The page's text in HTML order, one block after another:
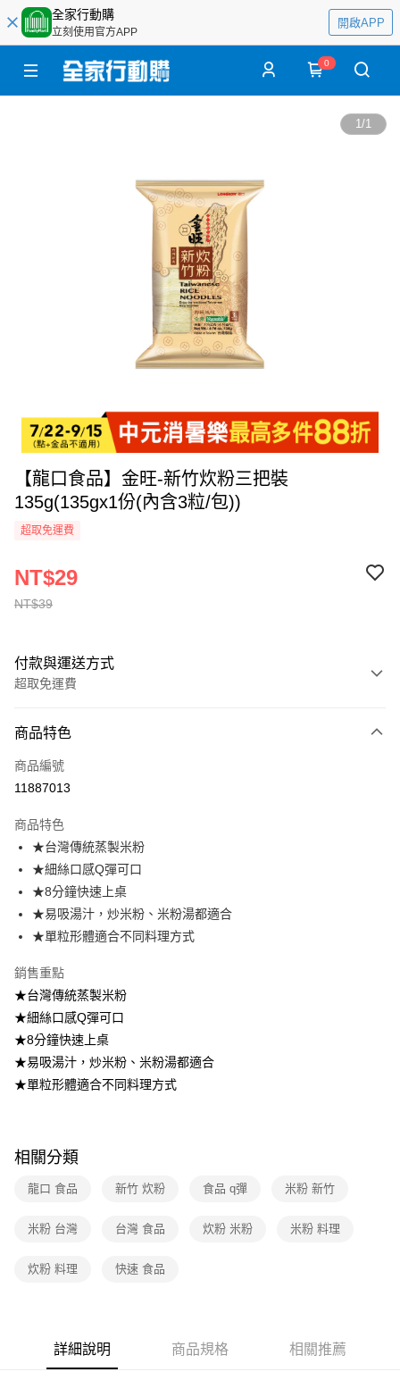
全家行動購
立刻使用官方APP
開啟APP
0
1/1
【龍口食品】金旺-新竹炊粉三把裝
135g(135gx1份(內含3粒/包))
超取免運費
NT$39
NT$29
付款與運送方式
超取免運費
全家線上支付
超商取貨付款
運送方式
全家取貨付款
免運費
常溫-付款後全家取貨
免運費
商品特色
商品編號
11887013
商品特色
★台灣傳統蒸製米粉
★細絲口感Q彈可口
★8分鐘快速上桌
★易吸湯汁，炒米粉、米粉湯都適合
★單粒形體適合不同料理方式
銷售重點
★台灣傳統蒸製米粉
★細絲口感Q彈可口
★8分鐘快速上桌
★易吸湯汁，炒米粉、米粉湯都適合
★單粒形體適合不同料理方式
相關分類
龍口 食品 新竹 炊粉 食品 q彈 米粉 新竹
米粉 台灣 台灣 食品 炊粉 米粉 米粉 料理
炊粉 料理 快速 食品
詳細說明 商品規格 相關推薦